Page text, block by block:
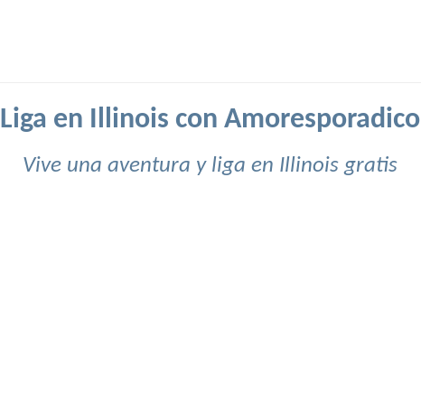
Liga en Illinois con Amoresporadico
Vive una aventura y liga en Illinois gratis